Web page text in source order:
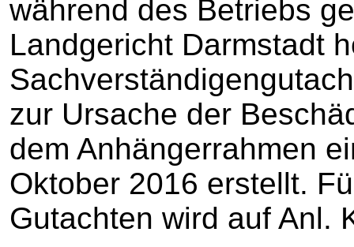
während des Betriebs
Landgericht Darmstadt
zur Ursache der
dem Anhängerrahmen
Oktober 2016 erstellt.
Gutachten wird auf Anl.